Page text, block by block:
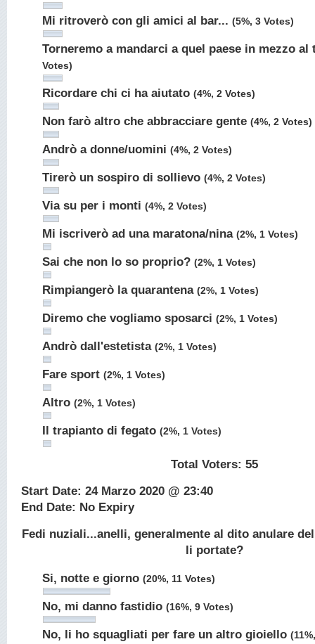
Mi ritroverò con gli amici al bar... (5%, 3 Votes)
Torneremo a mandarci a quel paese in mezzo
Votes)
Ricordare chi ci ha aiutato (4%, 2 Votes)
Non farò altro che abbracciare gente (4%, 2 Votes)
Andrò a donne/uomini (4%, 2 Votes)
Tirerò un sospiro di sollievo (4%, 2 Votes)
Via su per i monti (4%, 2 Votes)
Mi iscriverò ad una maratona/nina (2%, 1 Votes)
Sai che non lo so proprio? (2%, 1 Votes)
Rimpiangerò la quarantena (2%, 1 Votes)
Diremo che vogliamo sposarci (2%, 1 Votes)
Andrò dall'estetista (2%, 1 Votes)
Fare sport (2%, 1 Votes)
Altro (2%, 1 Votes)
Il trapianto di fegato (2%, 1 Votes)
Total Voters: 55
Start Date: 24 Marzo 2020 @ 23:40
End Date: No Expiry
Fedi nuziali...anelli, generalmente al dito anulare
li portate?
Si, notte e giorno (20%, 11 Votes)
No, mi danno fastidio (16%, 9 Votes)
No, li ho squagliati per fare un altro gioiello